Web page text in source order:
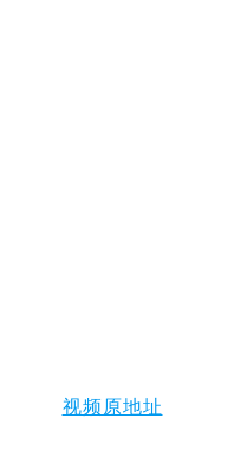
视频原地址